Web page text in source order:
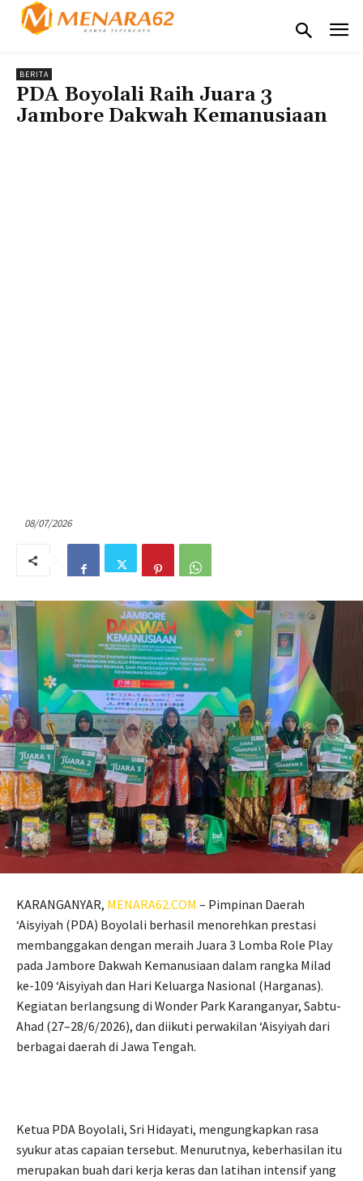
BERITA
PDA Boyolali Raih Juara 3
Jambore Dakwah Kemanusiaan
08/07/2026
KARANGANYAR, MENARA62.COM – Pimpinan Daerah
‘Aisyiyah (PDA) Boyolali berhasil menorehkan prestasi
membanggakan dengan meraih Juara 3 Lomba Role Play
pada Jambore Dakwah Kemanusiaan dalam rangka Milad
ke-109 ‘Aisyiyah dan Hari Keluarga Nasional (Harganas).
Kegiatan berlangsung di Wonder Park Karanganyar, Sabtu-
Ahad (27–28/6/2026), dan diikuti perwakilan ‘Aisyiyah dari
berbagai daerah di Jawa Tengah.
Ketua PDA Boyolali, Sri Hidayati, mengungkapkan rasa
syukur atas capaian tersebut. Menurutnya, keberhasilan itu
merupakan buah dari kerja keras dan latihan intensif yang